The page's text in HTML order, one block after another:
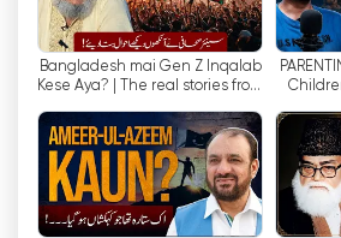
Като водещ и най-голям
развлекателен уеб канал в
TV се ангажира да
качествено съдържание
Благодарение на
актуализации зрителите
информират за последните
развлечения и актуални
ислямска и национална
Bangladesh mai Gen Z Inqalab
Kese Aya? | The real stories from